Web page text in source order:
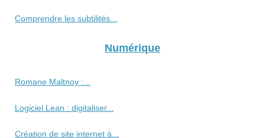
Comprendre les subtilités...
Numérique
Romane Maltnoy :...
Logiciel Lean : digitaliser...
Création de site internet à...